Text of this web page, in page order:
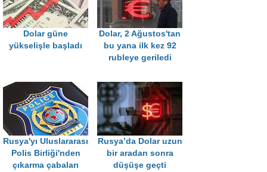
Dolar güne
yükselişle başladı
Dolar, 2 Ağustos'tan
bu yana ilk kez 92
rubleye geriledi
Rusya'yı Uluslararası
Polis Birliği'nden
çıkarma çabaları
Rusya’da Dolar uzun
bir aradan sonra
düşüşe geçti